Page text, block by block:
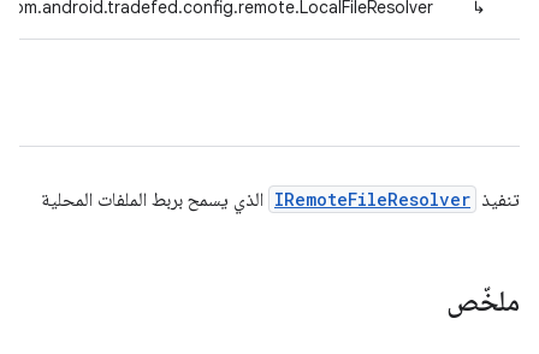
↳
com.android.tradefed.config.remote.LocalFileResolver
تنفيذ IRemoteFileResolver الذي يسمح بربط الملفات المحلية
ملخّص